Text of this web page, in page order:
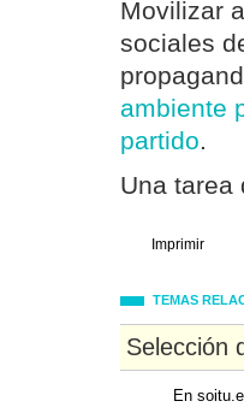
Movilizar
sociales
ambiente
partido.
Una tarea
Imprimir
TEMAS
Selección
En